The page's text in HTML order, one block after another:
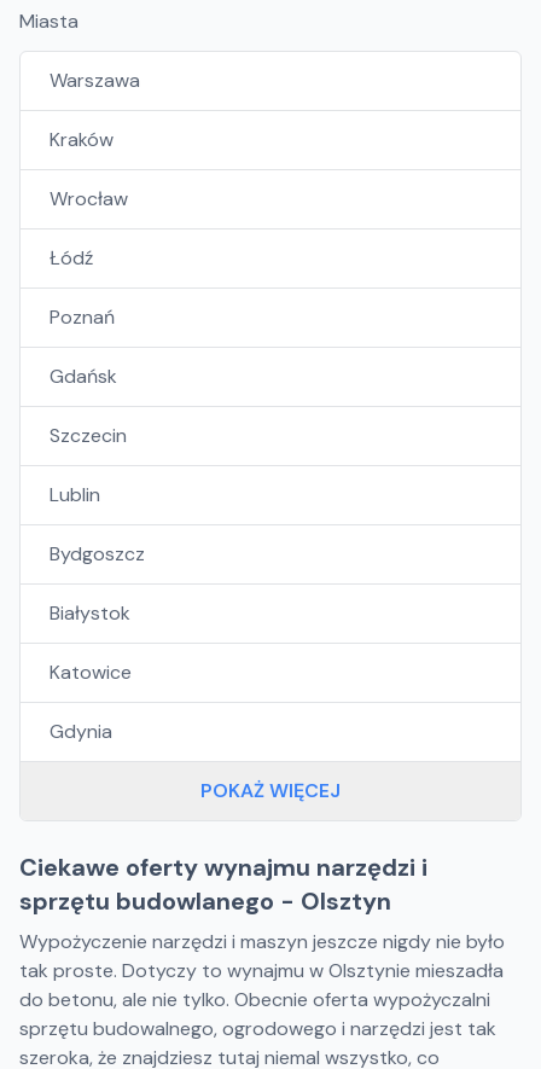
Miasta
Warszawa
Kraków
Wrocław
Łódź
Poznań
Gdańsk
Szczecin
Lublin
Bydgoszcz
Białystok
Katowice
Gdynia
POKAŻ WIĘCEJ
Ciekawe oferty wynajmu narzędzi i
sprzętu budowlanego - Olsztyn
Wypożyczenie narzędzi i maszyn jeszcze nigdy nie było
tak proste. Dotyczy to wynajmu w Olsztynie mieszadła
do betonu, ale nie tylko. Obecnie oferta wypożyczalni
sprzętu budowalnego, ogrodowego i narzędzi jest tak
szeroka, że znajdziesz tutaj niemal wszystko, co